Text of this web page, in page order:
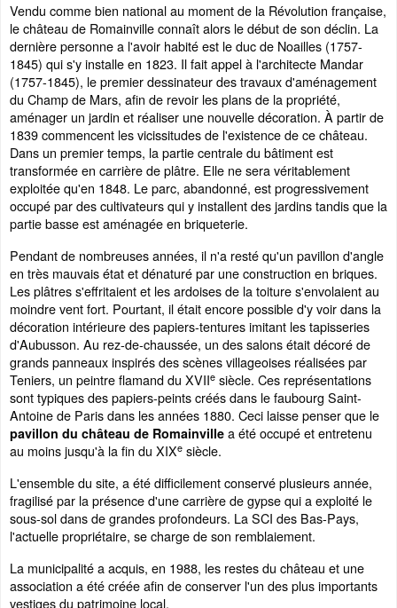
Vendu comme bien national au moment de la Révolution française,
le château de Romainville connaît alors le début de son déclin. La
dernière personne a l'avoir habité est le duc de Noailles (1757-
1845) qui s'y installe en 1823. Il fait appel à l'architecte Mandar
(1757-1845), le premier dessinateur des travaux d'aménagement
du Champ de Mars, afin de revoir les plans de la propriété,
aménager un jardin et réaliser une nouvelle décoration. À partir de
1839 commencent les vicissitudes de l'existence de ce château.
Dans un premier temps, la partie centrale du bâtiment est
transformée en carrière de plâtre. Elle ne sera véritablement
exploitée qu'en 1848. Le parc, abandonné, est progressivement
occupé par des cultivateurs qui y installent des jardins tandis que la
partie basse est aménagée en briqueterie.
Pendant de nombreuses années, il n'a resté qu'un pavillon d'angle
en très mauvais état et dénaturé par une construction en briques.
Les plâtres s'effritaient et les ardoises de la toiture s'envolaient au
moindre vent fort. Pourtant, il était encore possible d'y voir dans la
décoration intérieure des papiers-tentures imitant les tapisseries
d'Aubusson. Au rez-de-chaussée, un des salons était décoré de
grands panneaux inspirés des scènes villageoises réalisées par
Teniers, un peintre flamand du XVIIe siècle. Ces représentations
sont typiques des papiers-peints créés dans le faubourg Saint-
Antoine de Paris dans les années 1880. Ceci laisse penser que le
pavillon du château de Romainville a été occupé et entretenu
au moins jusqu'à la fin du XIXe siècle.
L'ensemble du site, a été difficilement conservé plusieurs année,
fragilisé par la présence d'une carrière de gypse qui a exploité le
sous-sol dans de grandes profondeurs. La SCI des Bas-Pays,
l'actuelle propriétaire, se charge de son remblaiement.
La municipalité a acquis, en 1988, les restes du château et une
association a été créée afin de conserver l'un des plus importants
vestiges du patrimoine local.